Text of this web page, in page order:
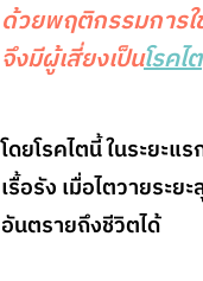
ด้วยพฤติกรรมการ
จึงมีผู้เสี่ยงเป็นโรคไต
โดยโรคไตนี้ ในระยะแ
เรื้อรัง เมื่อไตวายระ
อันตรายถึงชีวิตได้